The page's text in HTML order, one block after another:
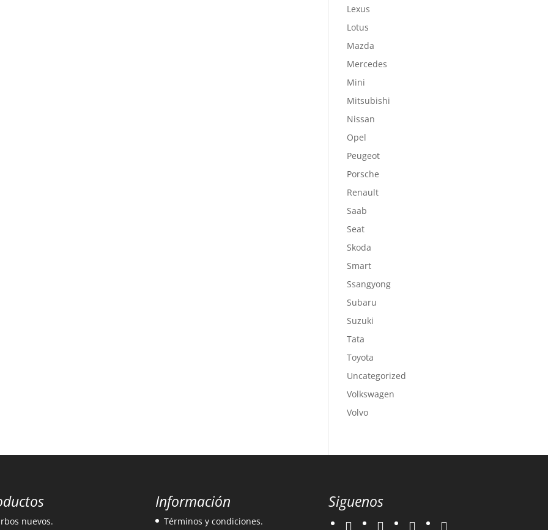
Lexus
Lotus
Mazda
Mercedes
Mini
Mitsubishi
Nissan
Opel
Peugeot
Porsche
Renault
Saab
Seat
Skoda
Smart
Ssangyong
Subaru
Suzuki
Tata
Toyota
Uncategorized
Volkswagen
Volvo
nuevos.
Información
Términos y condiciones.
Siguenos
twitter instagramfacebook google